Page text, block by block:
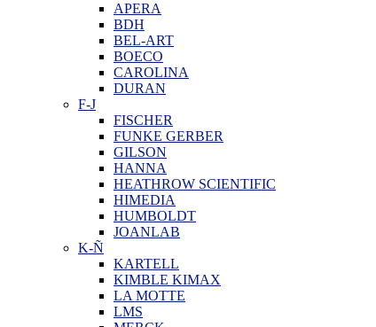
APERA
BDH
BEL-ART
BOECO
CAROLINA
DURAN
F-J
FISCHER
FUNKE GERBER
GILSON
HANNA
HEATHROW SCIENTIFIC
HIMEDIA
HUMBOLDT
JOANLAB
K-Ñ
KARTELL
KIMBLE KIMAX
LA MOTTE
LMS